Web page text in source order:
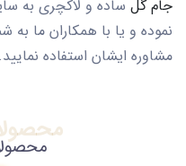
جام گل
مشاوره ایشان استفاده نمایید.